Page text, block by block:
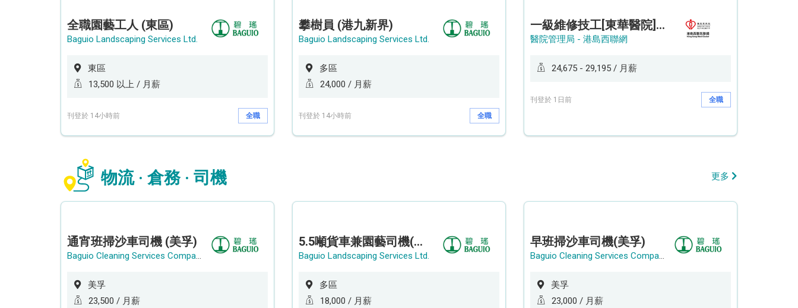
全職園藝工人 (東區)
Baguio Landscaping Services Ltd.
東區
13,500 以上 / 月薪
刊登於 14小時前 全職
攀樹員 (港九新界)
Baguio Landscaping Services Ltd.
多區
24,000 / 月薪
刊登於 14小時前 全職
一級維修技工[東華醫院] - (參考編號: HKIC202608103)
醫院管理局 - 港島西聯網
24,675 - 29,195 / 月薪
刊登於 1日前 全職
物流 · 倉務 · 司機 更多
通宵班掃沙車司機 (美孚)
Baguio Cleaning Services Company Limited
美孚
23,500 / 月薪
5.5噸貨車兼園藝司機(港九新界)
Baguio Landscaping Services Ltd.
多區
18,000 / 月薪
早班掃沙車司機(美孚)
Baguio Cleaning Services Company Limited
美孚
23,000 / 月薪